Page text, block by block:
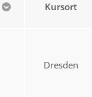
Kursort
Dresden